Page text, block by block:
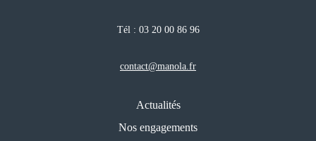
Tél : 03 20 00 86 96
contact@manola.fr
Actualités
Nos engagements